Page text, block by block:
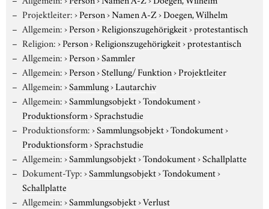
Projektleiter:›Person›Namen A-Z›Doegen, Wilhelm
Allgemein:›Person›Religionszugehörigkeit›protestantisch
Religion:›Person›Religionszugehörigkeit›protestantisch
Allgemein:›Person›Sammler
Allgemein:›Person›Stellung/ Funktion›Projektleiter
Allgemein:›Sammlung›Lautarchiv
Allgemein:›Sammlungsobjekt›Tondokument›
Produktionsform›Sprachstudie
Produktionsform:›Sammlungsobjekt›Tondokument›
Produktionsform›Sprachstudie
Allgemein:›Sammlungsobjekt›Tondokument›Schallplatte
Dokument-Typ:›Sammlungsobjekt›Tondokument›
Schallplatte
Allgemein:›Sammlungsobjekt›Verlust